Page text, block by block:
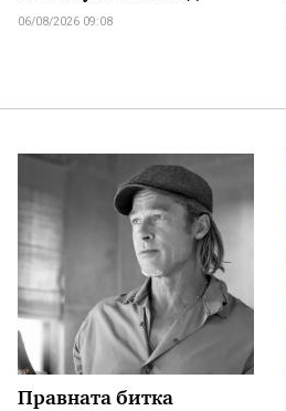
06/08/2026 09:08
Правната битка